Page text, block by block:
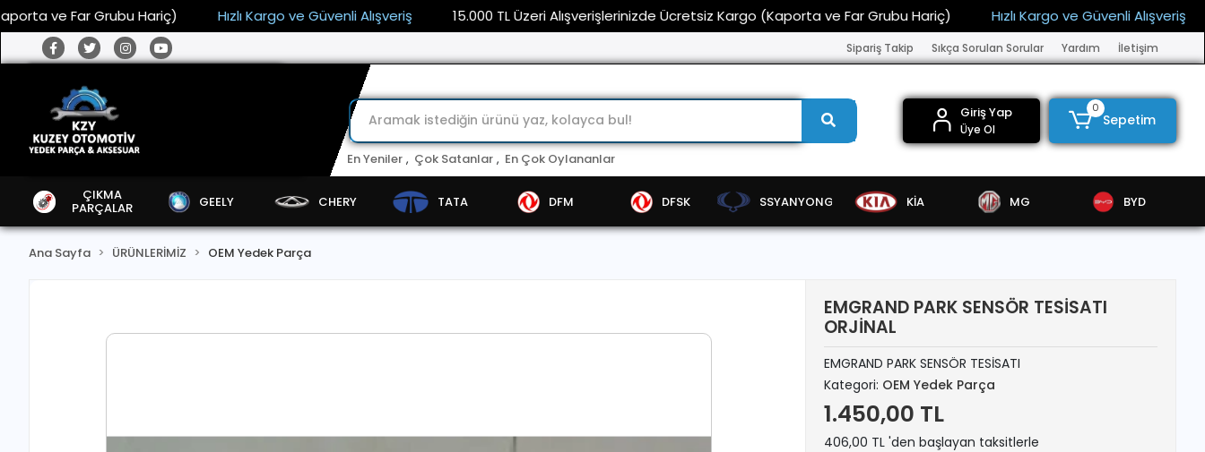
ve Far Grubu Hariç) Hızlı Kargo ve Güvenli Alışveriş 15.000 TL Üzeri Alışverişlerinizde Ücretsiz Kargo (Kaporta ve Far Grubu Hariç) Hızlı Kargo ve Güvenli Alışveriş
Sipariş Takip Sıkça Sorulan Sorular Yardım İletişim
En Yeniler , Çok Satanlar , En Çok Oylananlar
Giriş Yap
Üye Ol
0
Sepetim
ÇIKMA
PARÇALAR GEELY CHERY TATA DFM DFSK SSYANYONG KİA MG BYD
Ana Sayfa ÜRÜNLERİMİZ OEM Yedek Parça
EMGRAND PARK SENSÖR TESİSATI
ORJİNAL
EMGRAND PARK SENSÖR TESİSATI
Kategori: OEM Yedek Parça
1.450,00 TL
406,00 TL 'den başlayan taksitlerle